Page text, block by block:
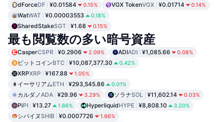
dForceDF ¥0.01584 0.15% VGX TokenVGX ¥0.01714 0.14%
WatWAT ¥0.00003553 0.18%
SharedStakeSGT ¥1.68 0.15%
最も閲覧数の多い暗号資産
CasperCSPR ¥0.2906 2.09% ADIADI ¥1,085.66 0.08%
ビットコインBTC ¥10,087,377.30 0.42%
XRPXRP ¥167.88 1.05%
イーサリアムETH ¥293,545.86 0.01%
カルダノADA ¥29.96 3.29% ソラナSOL ¥11,602.14 0.03%
PiPI ¥13.27 1.66% HyperliquidHYPE ¥8,808.10 3.20%
シバイヌ SHIB ¥0.0007726 1.66%